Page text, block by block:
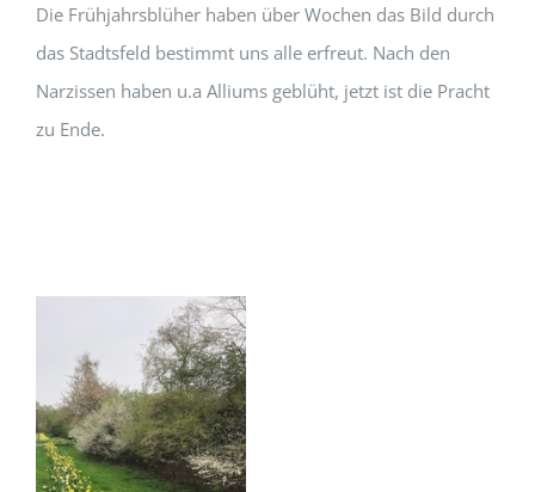
Die Frühjahrsblüher haben über Wochen das Bild durch
das Stadtsfeld bestimmt uns alle erfreut. Nach den
Narzissen haben u.a Alliums geblüht, jetzt ist die Pracht
zu Ende.